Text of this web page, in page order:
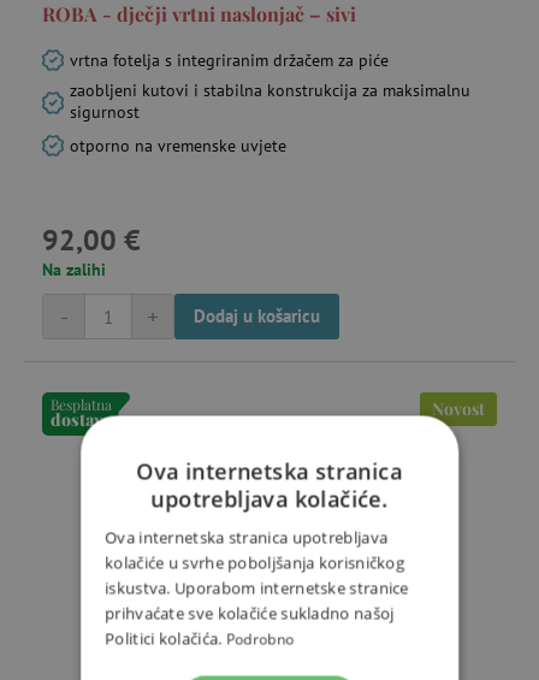
ROBA - dječji vrtni naslonjač – sivi
vrtna fotelja s integriranim držačem za piće
zaobljeni kutovi i stabilna konstrukcija za maksimalnu
sigurnost
otporno na vremenske uvjete
92,00 €
Na zalihi
+
- Dodaj u košaricu
Besplatna
dostava Novost
Ova internetska stranica
upotrebljava kolačiće.
Ova internetska stranica upotrebljava
kolačiće u svrhe poboljšanja korisničkog
iskustva. Uporabom internetske stranice
prihvaćate sve kolačiće sukladno našoj
Politici kolačića. Podrobno